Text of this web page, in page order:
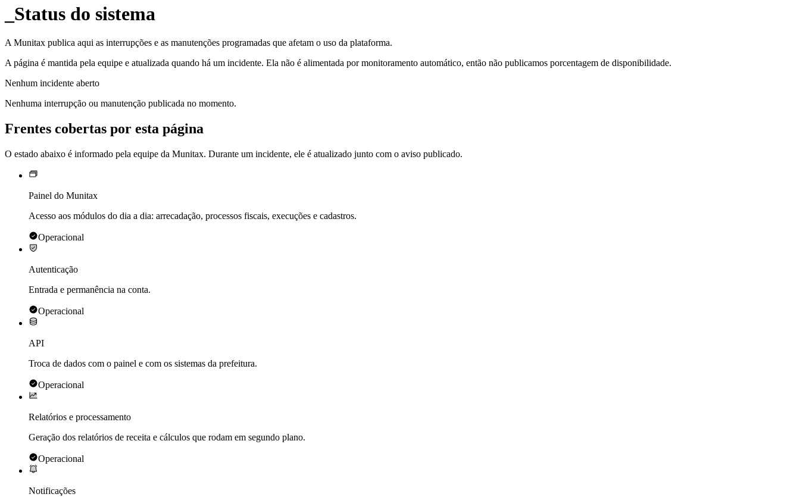
Status do sistema
A Munitax publica aqui as interrupções e as manutenções programadas que afetam o uso da plataforma.
A página é mantida pela equipe e atualizada quando há um incidente. Ela não é alimentada por monitoramento automático, então não publicamos porcentagem de disponibilidade.
Nenhum incidente aberto
Nenhuma interrupção ou manutenção publicada no momento.
Frentes cobertas por esta página
O estado abaixo é informado pela equipe da Munitax. Durante um incidente, ele é atualizado junto com o aviso publicado.
Painel do Munitax
Acesso aos módulos do dia a dia: arrecadação, processos fiscais, execuções e cadastros.
Operacional
Autenticação
Entrada e permanência na conta.
Operacional
API
Troca de dados com o painel e com os sistemas da prefeitura.
Operacional
Relatórios e processamento
Geração dos relatórios de receita e cálculos que rodam em segundo plano.
Operacional
Notificações